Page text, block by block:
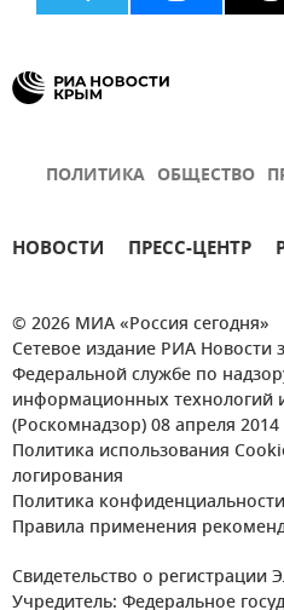
ПОЛИТИКА ОБЩЕСТВО
НОВОСТИ ПРЕСС-ЦЕНТР
© 2026 МИА «Россия сегодня»
Сетевое издание РИА Новости
Федеральной службе по
информационных технологий
(Роскомнадзор) 08 апреля 2014
Политика использования
логирования
Политика
Правила применения
Свидетельство о регистрации
Учредитель: Федеральное